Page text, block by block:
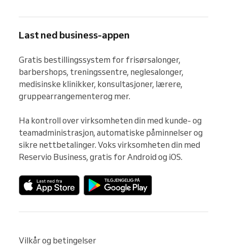
Last ned business-appen
Gratis bestillingssystem for frisørsalonger,
barbershops, treningssentre, neglesalonger,
medisinske klinikker, konsultasjoner, lærere,
gruppearrangementerog mer.
Ha kontroll over virksomheten din med kunde- og
teamadministrasjon, automatiske påminnelser og
sikre nettbetalinger. Voks virksomheten din med
Reservio Business, gratis for Android og iOS.
Vilkår og betingelser